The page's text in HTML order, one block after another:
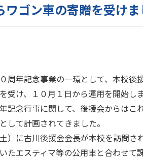
ワゴン車の寄贈を受けま
周年記念事業の一環として、本校後
受け、１０月１日から運用を開始し
記念行事に関して、後援会からはこ
して計画されてきました。
）に古川後援会会長が本校を訪問さ
たエスティマ等の公用車と合わせて